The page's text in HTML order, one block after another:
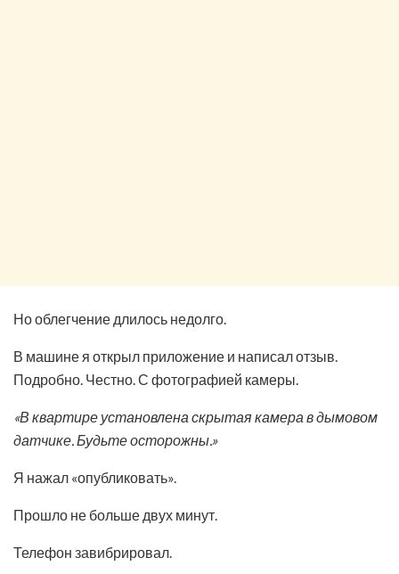
Но облегчение длилось недолго.
В машине я открыл приложение и написал отзыв.
Подробно. Честно. С фотографией камеры.
«В квартире установлена скрытая камера в дымовом
датчике. Будьте осторожны.»
Я нажал «опубликовать».
Прошло не больше двух минут.
Телефон завибрировал.